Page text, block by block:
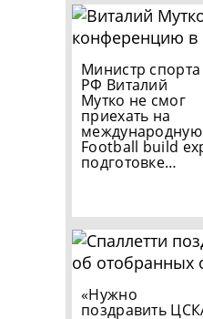
Министр спорта
РФ Виталий
Мутко не смог
приехать на
Football build
подготовке…
«Нужно
поздравить